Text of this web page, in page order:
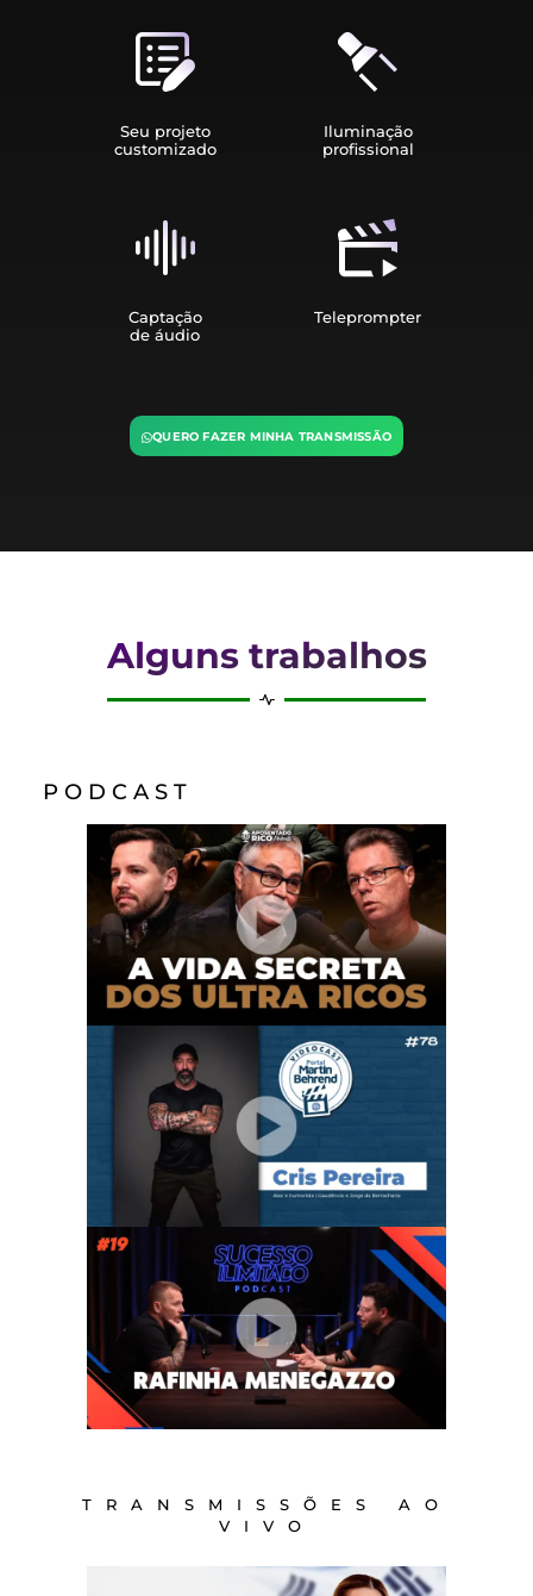
Seu projeto
customizado
Iluminação
profissional
Captação
de áudio
Teleprompter
QUERO FAZER MINHA TRANSMISSÃO
Alguns trabalhos
P O D C A S T
TRANSMISSÕES AO
VIVO